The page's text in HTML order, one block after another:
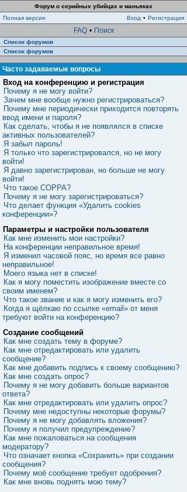
Форум о серийных убийцах и маньяках
Полная версия
Вход • Регистрация
FAQ • Поиск
Список форумов
Список форумов
Часто задаваемые вопросы
Вход на конференцию и регистрация
Почему я не могу войти?
Зачем мне вообще нужно регистрироваться?
Почему мне периодически приходится повторять
ввод имени и пароля?
Как сделать, чтобы я не появлялся в списке
активных пользователей?
Я забыл пароль!
Я только что зарегистрировался, но не могу
войти!
Я давно зарегистрирован, но больше не могу
войти!
Что такое COPPA?
Почему я не могу зарегистрироваться?
Что делает функция «Удалить cookies
конференции»?
Параметры и настройки пользователя
Как мне изменить мои настройки?
На конференции неправильное время!
Я изменил часовой пояс, но время все равно
неправильное!
Моего языка нет в списке!
Как я могу поместить изображение вместе со
своим именем?
Что такое звание и как я могу изменить его?
Когда я щёлкаю по ссылке «email» от меня
требуют войти на конференцию?
Создание сообщений
Как мне создать тему в форуме?
Как мне отредактировать или удалить
сообщение?
Как мне добавить подпись к своему сообщению?
Как мне создать опрос?
Почему я не могу добавить больше вариантов
ответа?
Как мне отредактировать или удалить опрос?
Почему мне недоступны некоторые форумы?
Почему я не могу добавлять вложения?
Почему я получил предупреждение?
Как мне пожаловаться на сообщения
модератору?
Что означает кнопка «Сохранить» при создании
сообщения?
Почему моё сообщение требует одобрения?
Как мне вновь поднять мою тему?